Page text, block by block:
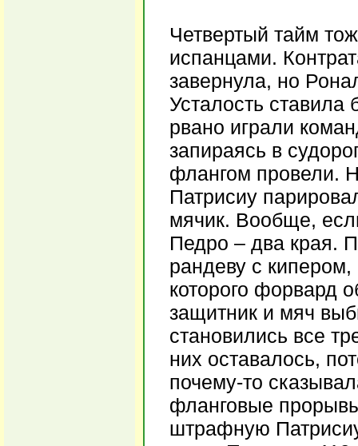
Четвертый тайм
испанцами.
завернула, но
Усталость ставила
рвано играли
запираясь в
флангом провели.
Патрисиу
мячик. Вообще,
Педро – два края.
рандеву с
которого форвард
защитник и мяч
становились все
них оставалось,
почему-то
фланговые
штрафную